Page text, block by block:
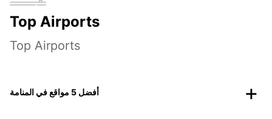
Top Airports
Top Airports
أفضل 5 مواقع في المنامة